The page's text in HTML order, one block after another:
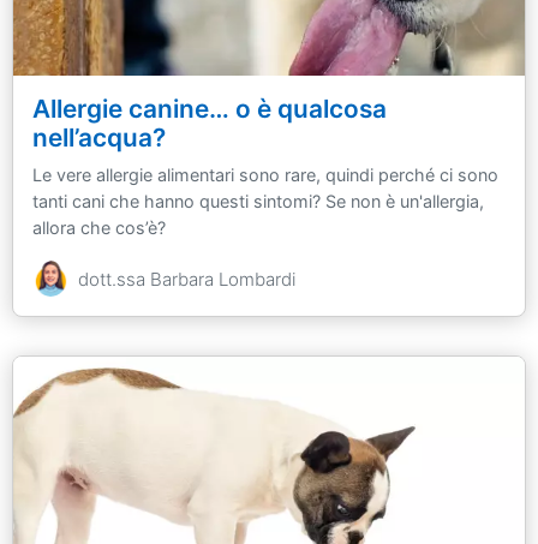
Allergie canine… o è qualcosa
nell’acqua?
Le vere allergie alimentari sono rare, quindi perché ci sono
tanti cani che hanno questi sintomi? Se non è un'allergia,
allora che cos’è?
dott.ssa Barbara Lombardi